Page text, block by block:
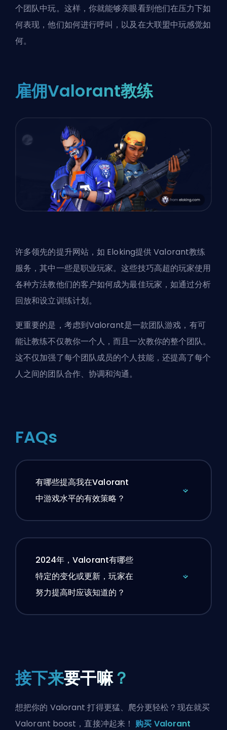
个团队中玩。这样，你就能够亲眼看到他们在压力下如
何表现，他们如何进行呼叫，以及在大联盟中玩感觉如
何。
雇佣Valorant教练
许多领先的提升网站，如 Eloking提供Valorant教练
服务 ，其中一些是职业玩家。这些技巧高超的玩家使用
各种方法教他们的客户如何成为最佳玩家，如通过分析
回放和设立训练计划。
更重要的是，考虑到Valorant是一款团队游戏，有可
能让教练不仅教你一个人，而且一次教你的整个团队。
这不仅加强了每个团队成员的个人技能，还提高了每个
人之间的团队合作、协调和沟通。
FAQs
有哪些提高我在Valorant
中游戏水平的有效策略？
2024年，Valorant有哪些
特定的变化或更新，玩家在
努力提高时应该知道的？
接下来要干嘛？
想把你的 Valorant 打得更猛、爬分更轻松？现在就买
Valorant boost，直接冲起来！ 购买 Valorant